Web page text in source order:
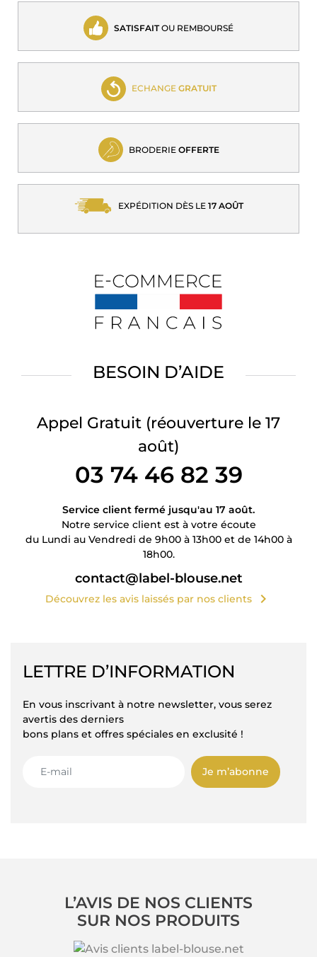
SATISFAITOU REMBOURSÉ
ECHANGE GRATUIT
BRODERIE OFFERTE
EXPÉDITION DÈS LE 17 AOÛT
BESOIN D’AIDE
Appel Gratuit (réouverture le 17
août)
03 74 46 82 39
Service client fermé jusqu'au 17 août.
Notre service client est à votre écoute
du Lundi au Vendredi de 9h00 à 13h00 et de 14h00 à
18h00.
contact@label-blouse.net
Découvrez les avis laissés par nos clients chevron_right
LETTRE D’INFORMATION
En vous inscrivant à notre newsletter, vous serez
avertis des derniers
bons plans et offres spéciales en exclusité !
Je m’abonne
L’AVIS DE NOS CLIENTS
SUR NOS PRODUITS